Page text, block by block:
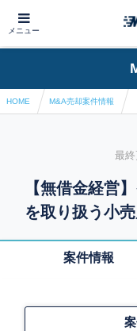
メニュー
HOME M&A売却案件情報
最
【無借金経営
を取り扱う小
案件情報